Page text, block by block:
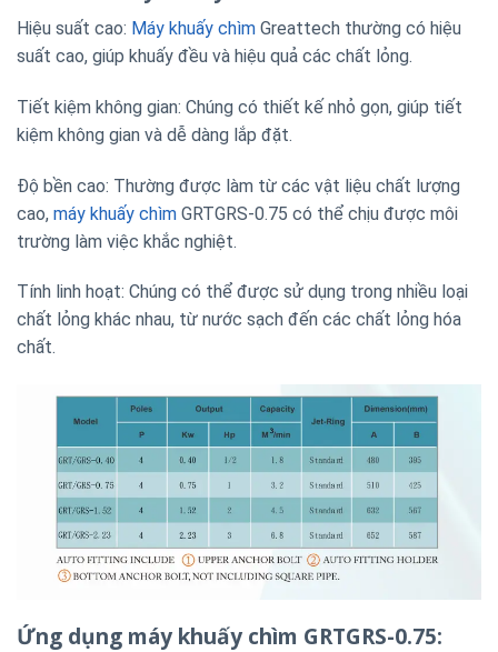
Hiệu suất cao: Máy khuấy chìm Greattech thường có hiệu
suất cao, giúp khuấy đều và hiệu quả các chất lỏng.
Tiết kiệm không gian: Chúng có thiết kế nhỏ gọn, giúp tiết
kiệm không gian và dễ dàng lắp đặt.
Độ bền cao: Thường được làm từ các vật liệu chất lượng
cao, máy khuấy chìm GRTGRS-0.75 có thể chịu được môi
trường làm việc khắc nghiệt.
Tính linh hoạt: Chúng có thể được sử dụng trong nhiều loại
chất lỏng khác nhau, từ nước sạch đến các chất lỏng hóa
chất.
Ứng dụng máy khuấy chìm GRTGRS-0.75: